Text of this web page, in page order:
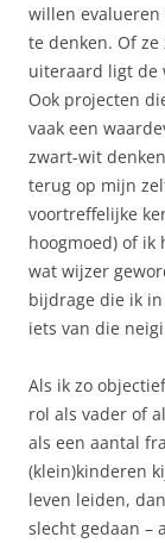
willen evalueren
te denken. Of
uiteraard ligt de
Ook projecten
vaak een
zwart-wit
terug op mijn
voortreffelijke
hoogmoed) of ik
wat wijzer
bijdrage die ik
iets van die
Als ik zo
rol als vader of
als een aantal
(klein)kinderen
leven leiden,
slecht gedaan –